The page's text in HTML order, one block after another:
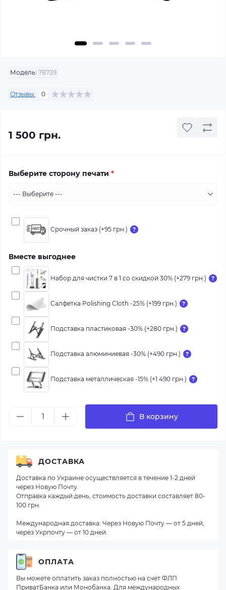
Модель: 78739
Отзывы: 0
1 500 грн.
Выберите сторону печати *
Срочный заказ (+95 грн.)
Вместе выгоднее
Набор для чистки 7 в 1 со скидкой 30% (+279 грн.)
Салфетка Polishing Cloth -25% (+199 грн.)
Подставка пластиковая -30% (+280 грн.)
Подставка алюминиевая -30% (+490 грн.)
Подставка металлическая -15% (+1 490 грн.)
В корзину
ДОСТАВКА
Доставка по Украине осуществляется в течение 1-2 дней
через Новую Почту.
Отправка каждый день, стоимость доставки составляет 80-
100 грн.
Международная доставка: Через Новую Почту — от 5 дней,
через Укрпочту — от 10 дней.
ОПЛАТА
Вы можете оплатить заказ полностью на счет ФЛП
ПриватБанка или Монобанка. Для международных